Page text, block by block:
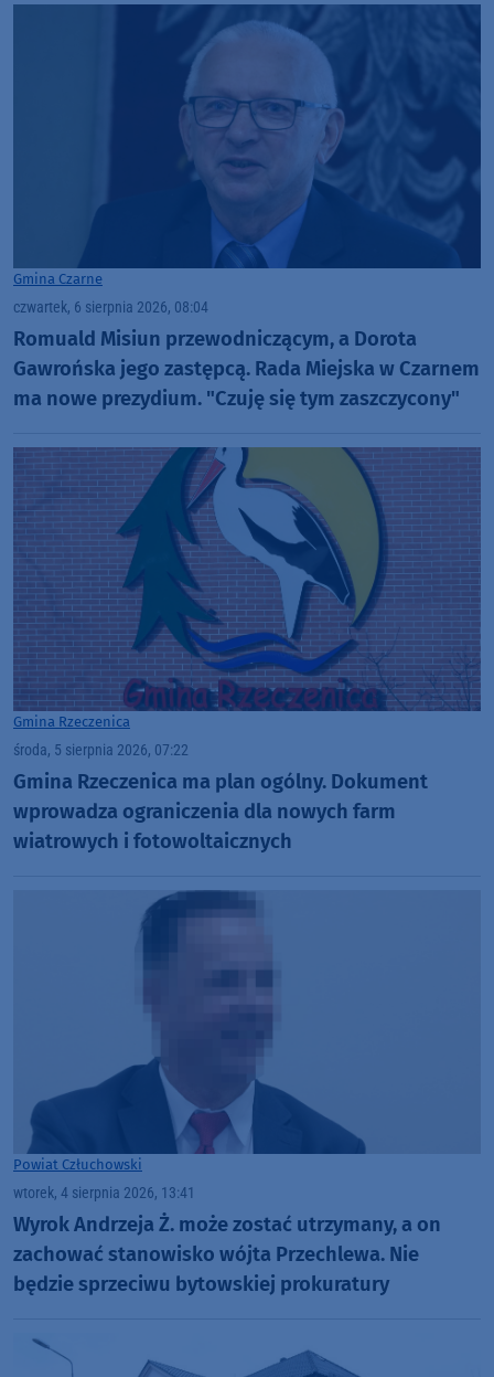
Gmina Czarne
czwartek, 6 sierpnia 2026, 08:04
Romuald Misiun przewodniczącym, a Dorota
Gawrońska jego zastępcą. Rada Miejska w Czarnem
ma nowe prezydium. "Czuję się tym zaszczycony"
Gmina Rzeczenica
środa, 5 sierpnia 2026, 07:22
Gmina Rzeczenica ma plan ogólny. Dokument
wprowadza ograniczenia dla nowych farm
wiatrowych i fotowoltaicznych
Powiat Człuchowski
wtorek, 4 sierpnia 2026, 13:41
Wyrok Andrzeja Ż. może zostać utrzymany, a on
zachować stanowisko wójta Przechlewa. Nie
będzie sprzeciwu bytowskiej prokuratury